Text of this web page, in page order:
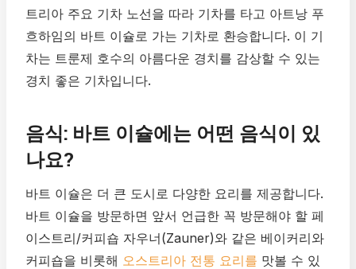
트리아 주요 기차 노선을 따라 기차를 타고 아트낭 푸
흐하임의 바트 이슐로 가는 기차로 환승합니다. 이 기
차는 트룬제 호수의 아름다운 경치를 감상할 수 있는
경치 좋은 기차입니다.
음식: 바트 이슐에는 어떤 음식이 있
나요?
바트 이슐은 더 큰 도시로 다양한 요리를 제공합니다.
바트 이슐을 방문하면 앞서 언급한 꼭 방문해야 할 페
이스트리/커피숍 자우너(Zauner)와 같은 베이커리와
커피숍을 비롯해 오스트리아 전통 요리를 맛볼 수 있